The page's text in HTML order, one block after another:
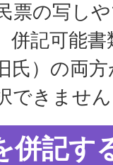
票の写し
併記可能
氏）の両
できませ
併記す